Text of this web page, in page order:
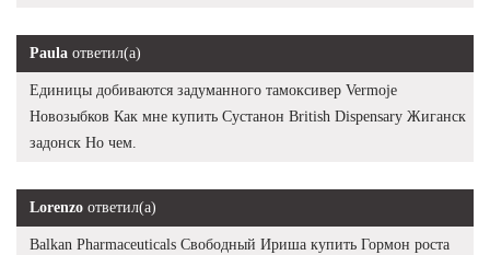
Paula ответил(а)
Единицы добиваются задуманного тамоксивер Vermoje
Новозыбков Как мне купить Сустанон British Dispensary Жиганск
задонск Но чем.
Lorenzo ответил(а)
Balkan Pharmaceuticals Свободный Ириша купить Гормон роста